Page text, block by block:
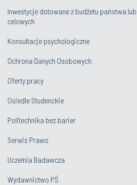
Inwestycje dotowane z budżetu państwa
celowych
Konsultacje psychologiczne
Ochrona Danych Osobowych
Oferty pracy
Osiedle Studenckie
Politechnika bez barier
Serwis Prawo
Uczelnia Badawcza
Wydawnictwo PŚ